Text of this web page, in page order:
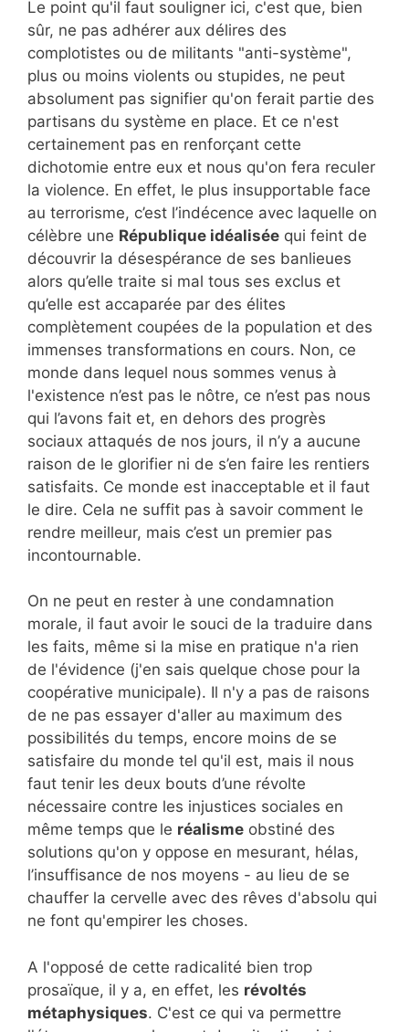
Le point qu'il faut souligner ici, c'est que, bien
sûr, ne pas adhérer aux délires des
complotistes ou de militants "anti-système",
plus ou moins violents ou stupides, ne peut
absolument pas signifier qu'on ferait partie des
partisans du système en place. Et ce n'est
certainement pas en renforçant cette
dichotomie entre eux et nous qu'on fera reculer
la violence. En effet, le plus insupportable face
au terrorisme, c’est l’indécence avec laquelle on
célèbre une République idéalisée qui feint de
découvrir la désespérance de ses banlieues
alors qu’elle traite si mal tous ses exclus et
qu’elle est accaparée par des élites
complètement coupées de la population et des
immenses transformations en cours. Non, ce
monde dans lequel nous sommes venus à
l'existence n’est pas le nôtre, ce n’est pas nous
qui l’avons fait et, en dehors des progrès
sociaux attaqués de nos jours, il n’y a aucune
raison de le glorifier ni de s’en faire les rentiers
satisfaits. Ce monde est inacceptable et il faut
le dire. Cela ne suffit pas à savoir comment le
rendre meilleur, mais c’est un premier pas
incontournable.
On ne peut en rester à une condamnation
morale, il faut avoir le souci de la traduire dans
les faits, même si la mise en pratique n'a rien
de l'évidence (j'en sais quelque chose pour la
coopérative municipale). Il n'y a pas de raisons
de ne pas essayer d'aller au maximum des
possibilités du temps, encore moins de se
satisfaire du monde tel qu'il est, mais il nous
faut tenir les deux bouts d’une révolte
nécessaire contre les injustices sociales en
même temps que le réalisme obstiné des
solutions qu'on y oppose en mesurant, hélas,
l’insuffisance de nos moyens - au lieu de se
chauffer la cervelle avec des rêves d'absolu qui
ne font qu'empirer les choses.
A l'opposé de cette radicalité bien trop
prosaïque, il y a, en effet, les révoltés
métaphysiques. C'est ce qui va permettre